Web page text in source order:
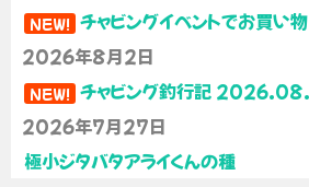
NEW! チャビングイベントでお買い物
2026年8月2日
NEW! チャビング釣行記
2026年7月27日
極小ジタバタアライくんの種